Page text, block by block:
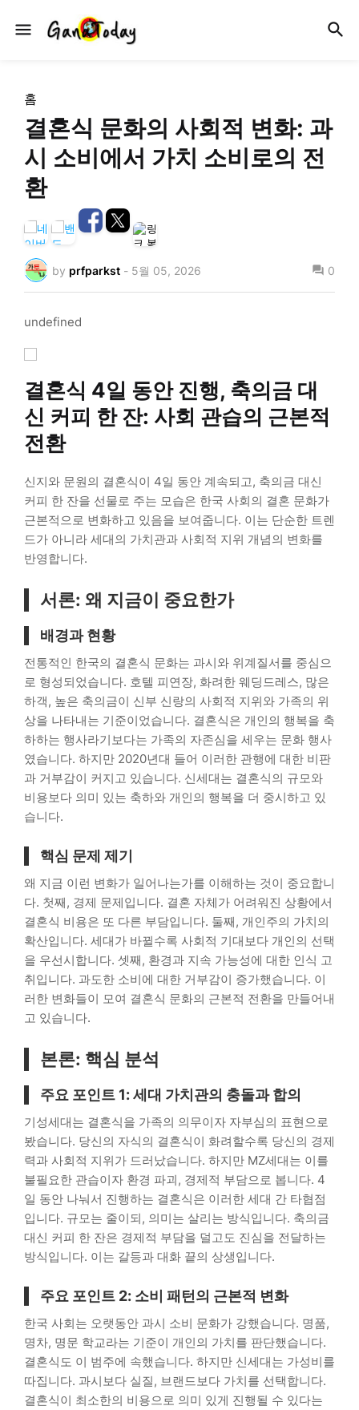
홈
결혼식 문화의 사회적 변화: 과
시 소비에서 가치 소비로의 전
환
by prfparkst - 5월 05, 2026 0
undefined
결혼식 4일 동안 진행, 축의금 대
신 커피 한 잔: 사회 관습의 근본적
전환
신지와 문원의 결혼식이 4일 동안 계속되고, 축의금 대신
커피 한 잔을 선물로 주는 모습은 한국 사회의 결혼 문화가
근본적으로 변화하고 있음을 보여줍니다. 이는 단순한 트렌
드가 아니라 세대의 가치관과 사회적 지위 개념의 변화를
반영합니다.
서론: 왜 지금이 중요한가
배경과 현황
전통적인 한국의 결혼식 문화는 과시와 위계질서를 중심으
로 형성되었습니다. 호텔 피연장, 화려한 웨딩드레스, 많은
하객, 높은 축의금이 신부 신랑의 사회적 지위와 가족의 위
상을 나타내는 기준이었습니다. 결혼식은 개인의 행복을 축
하하는 행사라기보다는 가족의 자존심을 세우는 문화 행사
였습니다. 하지만 2020년대 들어 이러한 관행에 대한 비판
과 거부감이 커지고 있습니다. 신세대는 결혼식의 규모와
비용보다 의미 있는 축하와 개인의 행복을 더 중시하고 있
습니다.
핵심 문제 제기
왜 지금 이런 변화가 일어나는가를 이해하는 것이 중요합니
다. 첫째, 경제 문제입니다. 결혼 자체가 어려워진 상황에서
결혼식 비용은 또 다른 부담입니다. 둘째, 개인주의 가치의
확산입니다. 세대가 바뀔수록 사회적 기대보다 개인의 선택
을 우선시합니다. 셋째, 환경과 지속 가능성에 대한 인식 고
취입니다. 과도한 소비에 대한 거부감이 증가했습니다. 이
러한 변화들이 모여 결혼식 문화의 근본적 전환을 만들어내
고 있습니다.
본론: 핵심 분석
주요 포인트 1: 세대 가치관의 충돌과 합의
기성세대는 결혼식을 가족의 의무이자 자부심의 표현으로
봤습니다. 당신의 자식의 결혼식이 화려할수록 당신의 경제
력과 사회적 지위가 드러났습니다. 하지만 MZ세대는 이를
불필요한 관습이자 환경 파괴, 경제적 부담으로 봅니다. 4
일 동안 나눠서 진행하는 결혼식은 이러한 세대 간 타협점
입니다. 규모는 줄이되, 의미는 살리는 방식입니다. 축의금
대신 커피 한 잔은 경제적 부담을 덜고도 진심을 전달하는
방식입니다. 이는 갈등과 대화 끝의 상생입니다.
주요 포인트 2: 소비 패턴의 근본적 변화
한국 사회는 오랫동안 과시 소비 문화가 강했습니다. 명품,
명차, 명문 학교라는 기준이 개인의 가치를 판단했습니다.
결혼식도 이 범주에 속했습니다. 하지만 신세대는 가성비를
따집니다. 과시보다 실질, 브랜드보다 가치를 선택합니다.
결혼식이 최소한의 비용으로 의미 있게 진행될 수 있다는